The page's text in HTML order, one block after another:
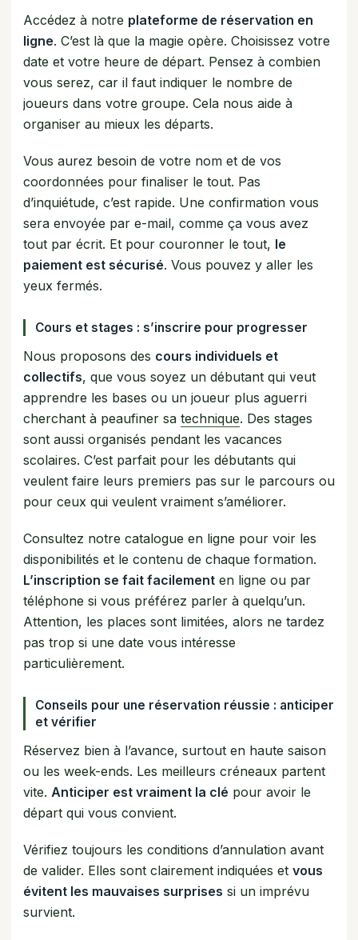
Accédez à notre plateforme de réservation en
ligne. C’est là que la magie opère. Choisissez votre
date et votre heure de départ. Pensez à combien
vous serez, car il faut indiquer le nombre de
joueurs dans votre groupe. Cela nous aide à
organiser au mieux les départs.
Vous aurez besoin de votre nom et de vos
coordonnées pour finaliser le tout. Pas
d’inquiétude, c’est rapide. Une confirmation vous
sera envoyée par e-mail, comme ça vous avez
tout par écrit. Et pour couronner le tout, le
paiement est sécurisé. Vous pouvez y aller les
yeux fermés.
Cours et stages : s’inscrire pour progresser
Nous proposons des cours individuels et
collectifs, que vous soyez un débutant qui veut
apprendre les bases ou un joueur plus aguerri
cherchant à peaufiner sa technique. Des stages
sont aussi organisés pendant les vacances
scolaires. C’est parfait pour les débutants qui
veulent faire leurs premiers pas sur le parcours ou
pour ceux qui veulent vraiment s’améliorer.
Consultez notre catalogue en ligne pour voir les
disponibilités et le contenu de chaque formation.
L’inscription se fait facilementen ligne ou par
téléphone si vous préférez parler à quelqu’un.
Attention, les places sont limitées, alors ne tardez
pas trop si une date vous intéresse
particulièrement.
Conseils pour une réservation réussie : anticiper
et vérifier
Réservez bien à l’avance, surtout en haute saison
ou les week-ends. Les meilleurs créneaux partent
vite. Anticiper est vraiment la clé pour avoir le
départ qui vous convient.
Vérifiez toujours les conditions d’annulation avant
de valider. Elles sont clairement indiquées et vous
évitent les mauvaises surprises si un imprévu
survient.